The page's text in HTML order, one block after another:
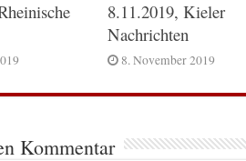
8.11.2019, Kieler
Nachrichten
8. November 2019
Kommentar